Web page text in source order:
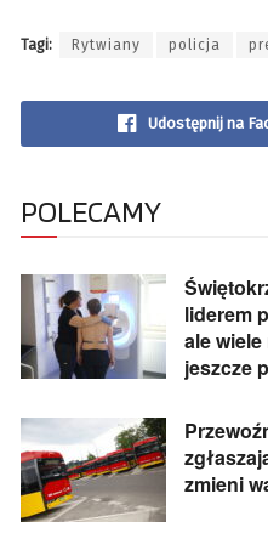
Tagi: Rytwiany policja
Udostępnij na
POLECAMY
liderem
ale
jeszcze
zmieni